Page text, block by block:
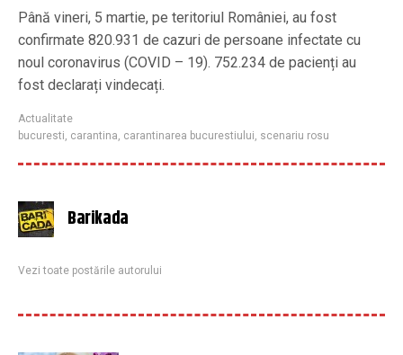
Până vineri, 5 martie, pe teritoriul României, au fost
confirmate 820.931 de cazuri de persoane infectate cu
noul coronavirus (COVID – 19). 752.234 de pacienți au
fost declarați vindecați.
Actualitate
bucuresti carantina carantinarea bucurestiului scenariu rosu
Barikada
Vezi toate postările autorului